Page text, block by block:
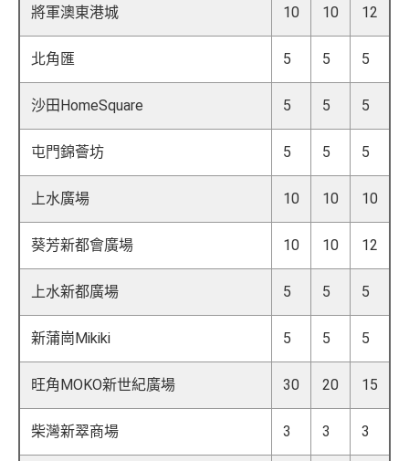
將軍澳東港城 10 10 12
北角匯 5 5 5
沙田HomeSquare 5 5 5
屯門錦薈坊 5 5 5
上水廣場 10 10 10
葵芳新都會廣場 10 10 12
上水新都廣場 5 5 5
新蒲崗Mikiki 5 5 5
旺角MOKO新世紀廣場 30 20 15
柴灣新翠商場 3 3 3